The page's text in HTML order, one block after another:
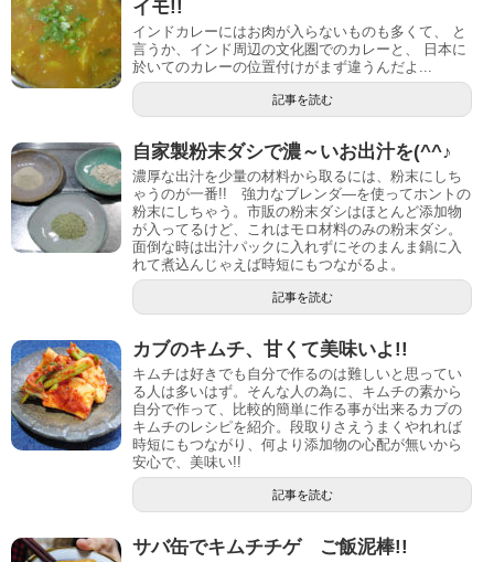
イモ!!
インドカレーにはお肉が入らないものも多くて、 と
言うか、インド周辺の文化圏でのカレーと、 日本に
於いてのカレーの位置付けがまず違うんだよ...
記事を読む
自家製粉末ダシで濃～いお出汁を(^^♪
濃厚な出汁を少量の材料から取るには、粉末にしち
ゃうのが一番!! 強力なブレンダ―を使ってホントの
粉末にしちゃう。市販の粉末ダシはほとんど添加物
が入ってるけど、これはモロ材料のみの粉末ダシ。
面倒な時は出汁パックに入れずにそのまんま鍋に入
れて煮込んじゃえば時短にもつながるよ。
記事を読む
カブのキムチ、甘くて美味いよ!!
キムチは好きでも自分で作るのは難しいと思ってい
る人は多いはず。そんな人の為に、キムチの素から
自分で作って、比較的簡単に作る事が出来るカブの
キムチのレシピを紹介。段取りさえうまくやれれば
時短にもつながり、何より添加物の心配が無いから
安心で、美味い!!
記事を読む
サバ缶でキムチチゲ ご飯泥棒!!